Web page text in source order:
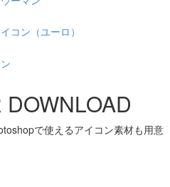
で使えるアイコン素材も用意